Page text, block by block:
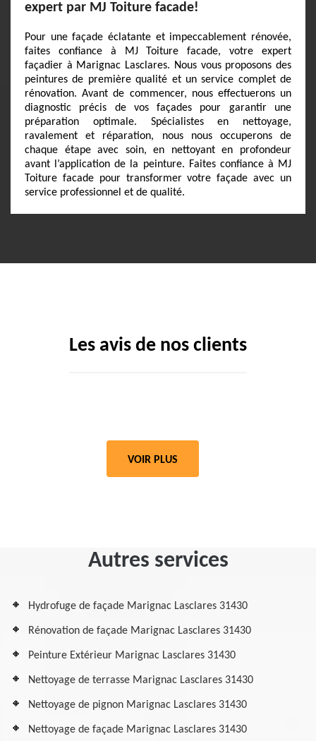
expert par MJ Toiture facade!
Pour une façade éclatante et impeccablement rénovée,
faites confiance à MJ Toiture facade, votre expert
façadier à Marignac Lasclares. Nous vous proposons des
peintures de première qualité et un service complet de
rénovation. Avant de commencer, nous effectuerons un
diagnostic précis de vos façades pour garantir une
préparation optimale. Spécialistes en nettoyage,
ravalement et réparation, nous nous occuperons de
chaque étape avec soin, en nettoyant en profondeur
avant l’application de la peinture. Faites confiance à MJ
Toiture facade pour transformer votre façade avec un
service professionnel et de qualité.
Les avis de nos clients
VOIR PLUS
Autres services
Hydrofuge de façade Marignac Lasclares 31430
Rénovation de façade Marignac Lasclares 31430
Peinture Extérieur Marignac Lasclares 31430
Nettoyage de terrasse Marignac Lasclares 31430
Nettoyage de pignon Marignac Lasclares 31430
Nettoyage de façade Marignac Lasclares 31430